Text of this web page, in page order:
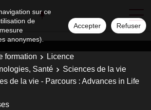
sur ce
de
anonymes).
Accepter Refuser
formation
Licence
Santé
Sciences de la vie
de la vie - Parcours : Advances in Life